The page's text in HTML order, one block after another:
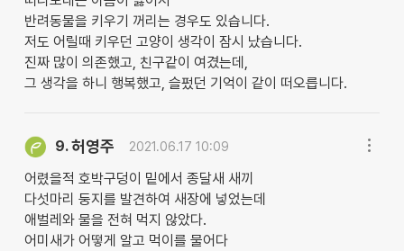
반려동물을 키우기 꺼리는 경우도 있습니다.
저도 어릴때 키우던 고양이 생각이 잠시 났습니다.
진짜 많이 의존했고, 친구같이 여겼는데,
그 생각을 하니 행복했고, 슬펐던 기억이 같이 떠오릅니다.
9.허영주 2021.06.17 10:09
어렸을적 호박구덩이 밑에서 종달새 새끼
다섯마리 둥지를 발견하여 새장에 넣었는데
애벌레와 물을 전혀 먹지 않았다.
어미새가 어떻게 알고 먹이를 물어다